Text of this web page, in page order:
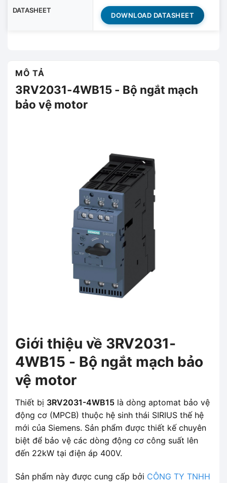
DATASHEET
DOWNLOAD DATASHEET
MÔ TẢ
3RV2031-4WB15 - Bộ ngắt mạch
bảo vệ motor
Giới thiệu về 3RV2031-
4WB15 - Bộ ngắt mạch bảo
vệ motor
Thiết bị 3RV2031-4WB15 là dòng aptomat bảo vệ
động cơ (MPCB) thuộc hệ sinh thái SIRIUS thế hệ
mới của Siemens. Sản phẩm được thiết kế chuyên
biệt để bảo vệ các dòng động cơ công suất lên
đến 22kW tại điện áp 400V.
Sản phẩm này được cung cấp bởi CÔNG TY TNHH